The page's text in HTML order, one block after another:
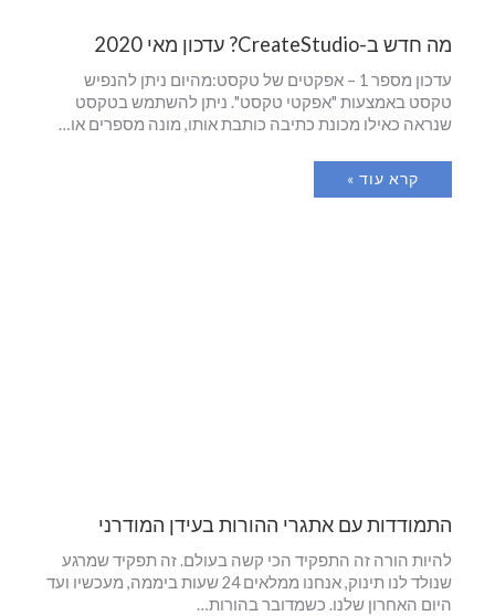
מה חדש ב-CreateStudio? עדכון מאי 2020
עדכון מספר 1 – אפקטים של טקסט:מהיום ניתן להנפיש
טקסט באמצעות "אפקטי טקסט". ניתן להשתמש בטקסט
שנראה כאילו מכונת כתיבה כותבת אותו, מונה מספרים או…
קרא עוד »
התמודדות עם אתגרי ההורות בעידן המודרני
להיות הורה זה התפקיד הכי קשה בעולם. זה תפקיד שמרגע
שנולד לנו תינוק, אנחנו ממלאים 24 שעות ביממה, מעכשיו ועד
היום האחרון שלנו. כשמדובר בהורות…